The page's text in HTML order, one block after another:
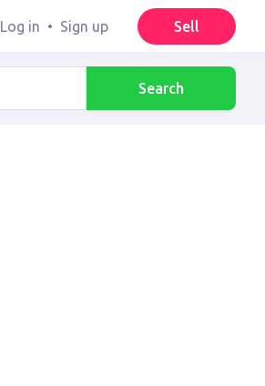
Log in • Sign up Sell
Search